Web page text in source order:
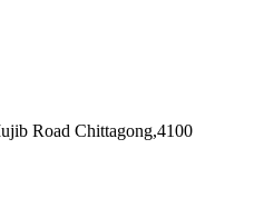
Road Chittagong,4100